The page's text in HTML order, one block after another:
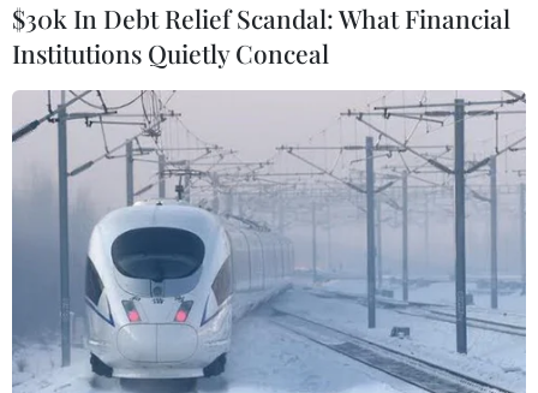
Ngày 7/12/2020, Đại hội đồng Liên hợp quốc đã
$30k In Debt Relief Scandal: What Financial
Institutions Quietly Conceal